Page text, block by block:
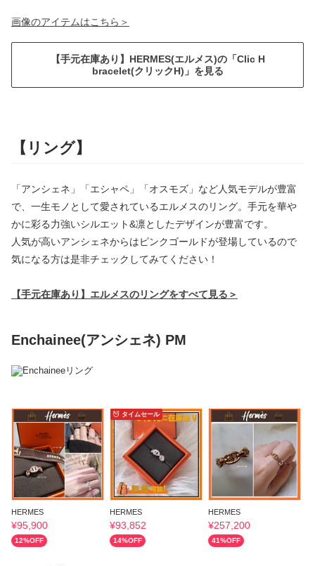
画像のアイテムはこちら＞
【手元在庫あり】HERMES(エルメス)の「Clic H
bracelet(クリックH)」を見る
【リング】
「アンシェネ」「エシャペ」「オスモズ」など人気モデルが豊富
で、一生モノとして愛されているエルメスのリング。手元を華や
かに彩る力強いシルエット&凛としたデザインが豊富です。
人気が高いアンシェネからはピンクゴールドが登場しているので
気になる方は是非チェックしてみてください！
【手元在庫あり】エルメスのリングをすべて見る＞
Enchainee(アンシェネ) PM
HERMES
¥95,900
12%OFF
タイムセール
HERMES
¥93,852
14%OFF
HERMES
¥257,200
41%OFF